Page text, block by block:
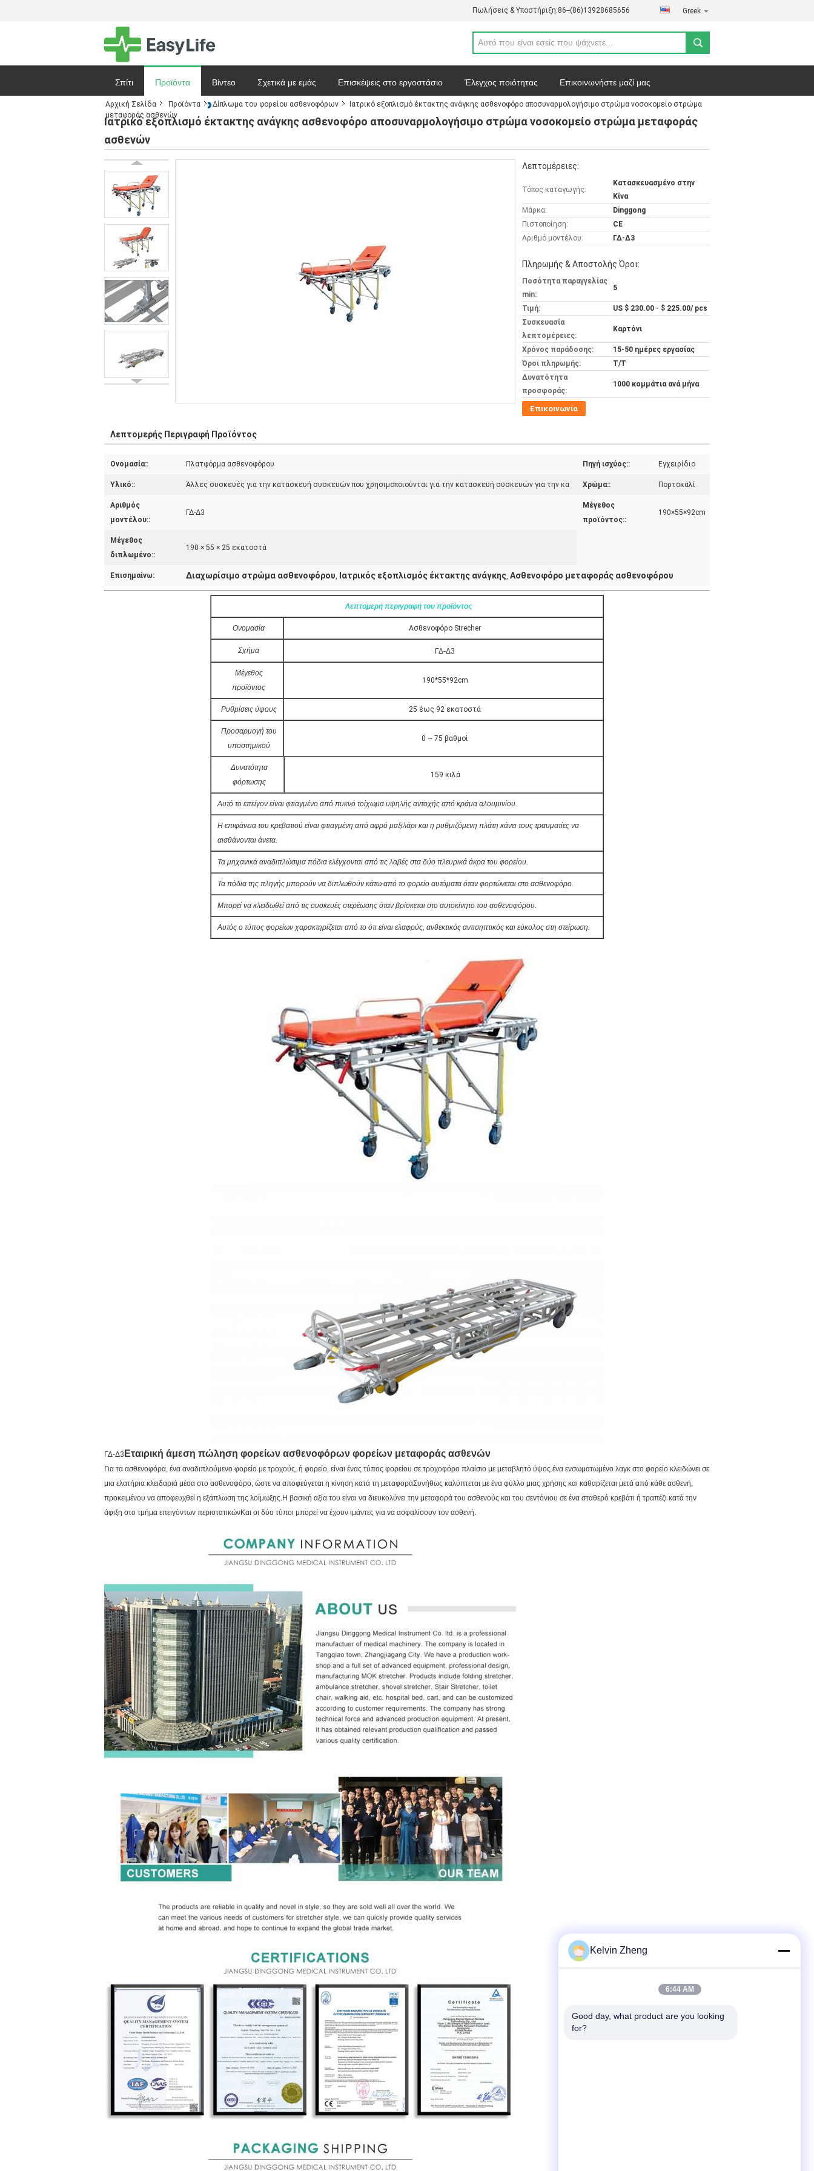
Πωλήσεις & Υποστήριξη:86--(86)13928685656 Greek
Σπίτι Προϊόντα Βίντεο Σχετικά με εμάς Επισκέψεις στο εργοστάσιο Έλεγχος ποιότητας Επικοινωνήστε μαζί μας
Ζητήστε ένα απόσπασμα Ειδήσεις Χάρτης ιστοσελίδας Πολιτική απορρήτου Υποθέσεις
Αρχική Σελίδα Προϊόντα Δίπλωμα του φορείου ασθενοφόρων
Ιατρικό εξοπλισμό έκτακτης ανάγκης ασθενοφόρο αποσυναρμολογήσιμο στρώμα νοσοκομείο στρώμα
μεταφοράς ασθενών
Ιατρικό εξοπλισμό έκτακτης ανάγκης ασθενοφόρο αποσυναρμολογήσιμο στρώμα νοσοκομείο στρώμα μεταφοράς
ασθενών
Λεπτομέρειες:
Τόπος καταγωγής:
Κατασκευασμένο στην
Κίνα
Μάρκα:
Dinggong
Πιστοποίηση:
CE
Αριθμό μοντέλου:
ΓΔ-Δ3
Πληρωμής & Αποστολής Όροι:
Ποσότητα παραγγελίας
min:
5
Τιμή:
US $ 230.00 - $ 225.00/ pcs
Συσκευασία
λεπτομέρειες:
Καρτόνι
Χρόνος παράδοσης:
15-50 ημέρες εργασίας
Όροι πληρωμής:
Τ/Τ
Δυνατότητα
προσφοράς:
1000 κομμάτια ανά μήνα
Επικοινωνία
Λεπτομερής Περιγραφή Προϊόντος
Ονομασία:: Πλατφόρμα ασθενοφόρου Πηγή ισχύος:: Εγχειρίδιο
Υλικό:: Άλλες συσκευές για την κατασκευή συσκευών που χρησιμοποιούνται για την κατασκευή συσκευών για την κα Χρώμα:: Πορτοκαλί
Αριθμός
μοντέλου::
ΓΔ-Δ3
Μέγεθος
προϊόντος::
190×55×92cm
Μέγεθος
διπλωμένο::
190 × 55 × 25 εκατοστά
Επισημαίνω: Διαχωρίσιμο στρώμα ασθενοφόρου, Ιατρικός εξοπλισμός έκτακτης ανάγκης, Ασθενοφόρο μεταφοράς ασθενοφόρου
Λεπτομερή περιγραφή του προϊόντος
Ονομασία Ασθενοφόρο Strecher
Σχήμα ΓΔ-Δ3
Μέγεθος
προϊόντος
190*55*92cm
Ρυθμίσεις ύψους 25 έως 92 εκατοστά
Προσαρμογή του
υποστημικού
0 ~ 75 βαθμοί
Δυνατότητα
φόρτωσης
159 κιλά
Αυτό το επείγον είναι φτιαγμένο από πυκνό τοίχωμα υψηλής αντοχής από κράμα αλουμινίου.
Η επιφάνεια του κρεβατιού είναι φτιαγμένη από αφρό μαξιλάρι και η ρυθμιζόμενη πλάτη κάνει τους τραυματίες να
αισθάνονται άνετα.
Τα μηχανικά αναδιπλώσιμα πόδια ελέγχονται από τις λαβές στα δύο πλευρικά άκρα του φορείου.
Τα πόδια της πληγής μπορούν να διπλωθούν κάτω από το φορείο αυτόματα όταν φορτώνεται στο ασθενοφόρο.
Μπορεί να κλειδωθεί από τις συσκευές στερέωσης όταν βρίσκεται στο αυτοκίνητο του ασθενοφόρου.
Αυτός ο τύπος φορείων χαρακτηρίζεται από το ότι είναι ελαφρύς, ανθεκτικός αντισηπτικός και εύκολος στη στείρωση.
ΓΔ-Δ3 Εταιρική άμεση πώληση φορείων ασθενοφόρων φορείων μεταφοράς ασθενών
Για τα ασθενοφόρα, ένα αναδιπλούμενο φορείο με τροχούς, ή φορείο, είναι ένας τύπος φορείου σε τροχοφόρο πλαίσιο με μεταβλητό ύψος.ένα ενσωματωμένο λαγκ στο φορείο κλειδώνει σε
μια ελατήρια κλειδαριά μέσα στο ασθενοφόρο, ώστε να αποφεύγεται η κίνηση κατά τη μεταφοράΣυνήθως καλύπτεται με ένα φύλλο μιας χρήσης και καθαρίζεται μετά από κάθε ασθενή,
προκειμένου να αποφευχθεί η εξάπλωση της λοίμωξης.Η βασική αξία του είναι να διευκολύνει την μεταφορά του ασθενούς και του σεντόνιου σε ένα σταθερό κρεβάτι ή τραπέζι κατά την
άφιξη στο τμήμα επειγόντων περιστατικώνΚαι οι δύο τύποι μπορεί να έχουν ιμάντες για να ασφαλίσουν τον ασθενή.
Kelvin Zheng
6:44 AM
Good day, what product are you looking
for?